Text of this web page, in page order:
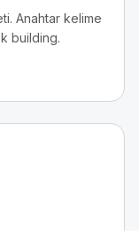
Anahtar kelime
building.